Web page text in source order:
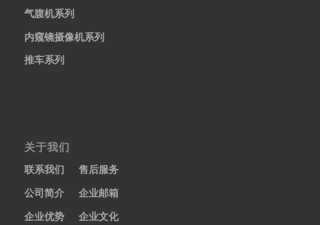
气腹机系列
内窥镜摄像机系列
推车系列
关于我们
联系我们
售后服务
公司简介
企业邮箱
企业优势
企业文化